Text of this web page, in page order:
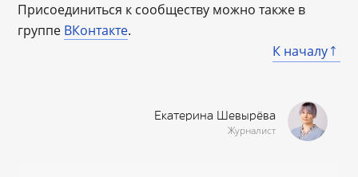
Присоединиться к сообществу можно также в
группе ВКонтакте.
К началу
Екатерина Шевырёва
Журналист